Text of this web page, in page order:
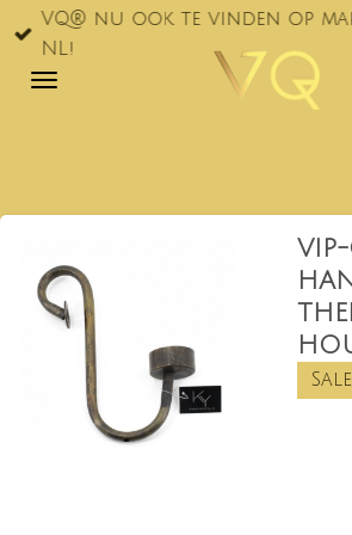
Ga
direct
naar
VQ® nu ook te vinden op
NL!